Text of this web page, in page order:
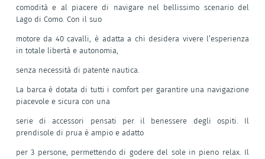
comodità e al piacere di navigare nel bellissimo scenario del
Lago di Como. Con il suo
motore da 40 cavalli, è adatta a chi desidera vivere l’esperienza
in totale libertà e autonomia,
senza necessità di patente nautica.
La barca è dotata di tutti i comfort per garantire una navigazione
piacevole e sicura con una
serie di accessori pensati per il benessere degli ospiti. Il
prendisole di prua è ampio e adatto
per 3 persone, permettendo di godere del sole in pieno relax. Il